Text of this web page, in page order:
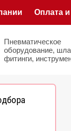
Оплата и
Пневматическое
оборудование,
фитинги,